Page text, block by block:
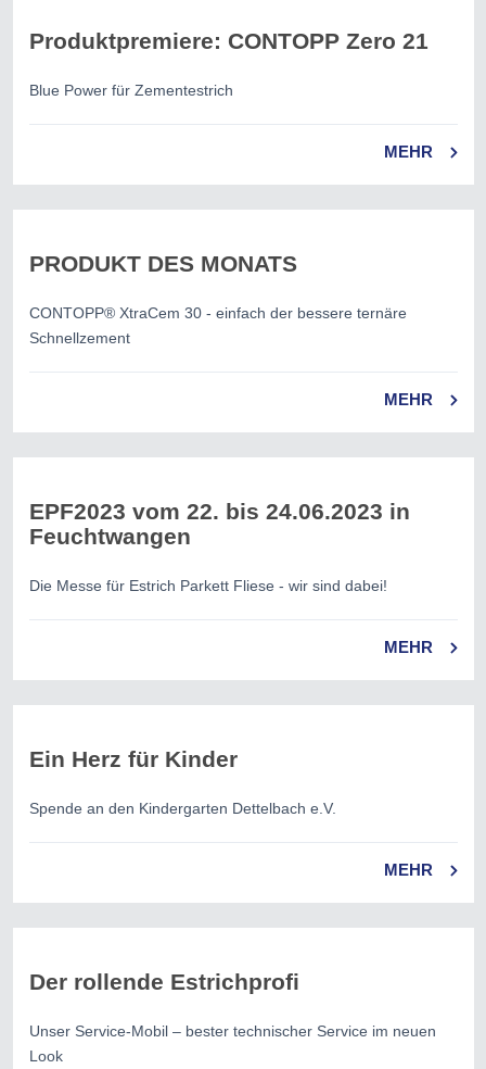
Produktpremiere: CONTOPP Zero 21
Blue Power für Zementestrich
MEHR
PRODUKT DES MONATS
CONTOPP® XtraCem 30 - einfach der bessere ternäre
Schnellzement
MEHR
EPF2023 vom 22. bis 24.06.2023 in
Feuchtwangen
Die Messe für Estrich Parkett Fliese - wir sind dabei!
MEHR
Ein Herz für Kinder
Spende an den Kindergarten Dettelbach e.V.
MEHR
Der rollende Estrichprofi
Unser Service-Mobil – bester technischer Service im neuen
Look